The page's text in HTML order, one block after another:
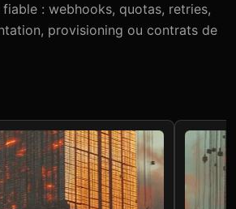
: webhooks, quotas, retries,
provisioning ou contrats de